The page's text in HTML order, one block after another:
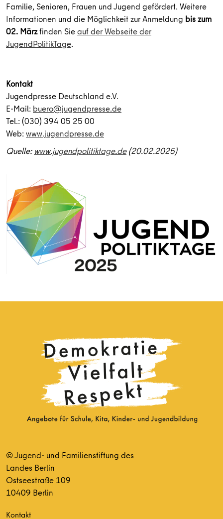
Familie, Senioren, Frauen und Jugend gefördert. Weitere
Informationen und die Möglichkeit zur Anmeldung bis zum
02. Märzfinden Sieauf der Webseite der
JugendPolitikTage.
Kontakt
Jugendpresse Deutschland e.V.
E-Mail: buero@jugendpresse.de
Tel.: (030) 394 05 25 00
Web:www.jugendpresse.de
Quelle: www.jugendpolitiktage.de(20.02.2025)
© Jugend- und Familienstiftung des
Landes Berlin
Ostseestraße 109
10409 Berlin
Kontakt